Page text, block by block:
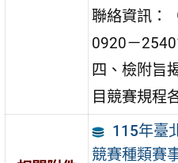
聯絡資訊：
0920－
四、檢附旨
目競賽規程
115年臺
競賽種類賽